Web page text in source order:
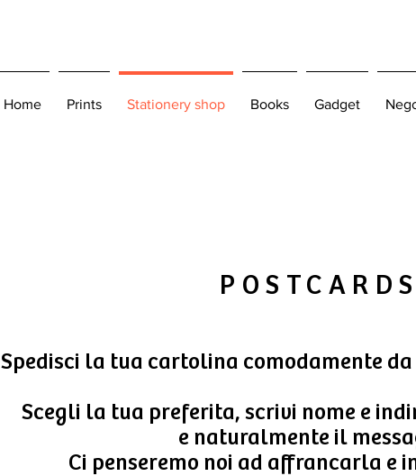
Home Prints Stationery shop Books Gadget
POSTCARDS
Spedisci la tua cartolina comodamente da
Scegli la tua preferita, scrivi nome e
e naturalmente il
Ci penseremo noi ad affrancarla e